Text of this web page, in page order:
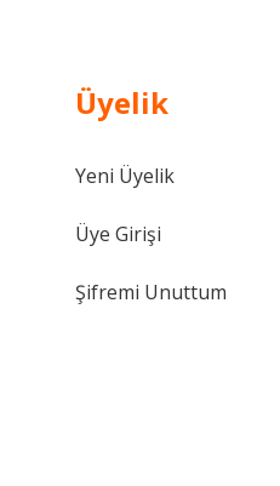
Üyelik
Yeni Üyelik
Üye Girişi
Şifremi Unuttum